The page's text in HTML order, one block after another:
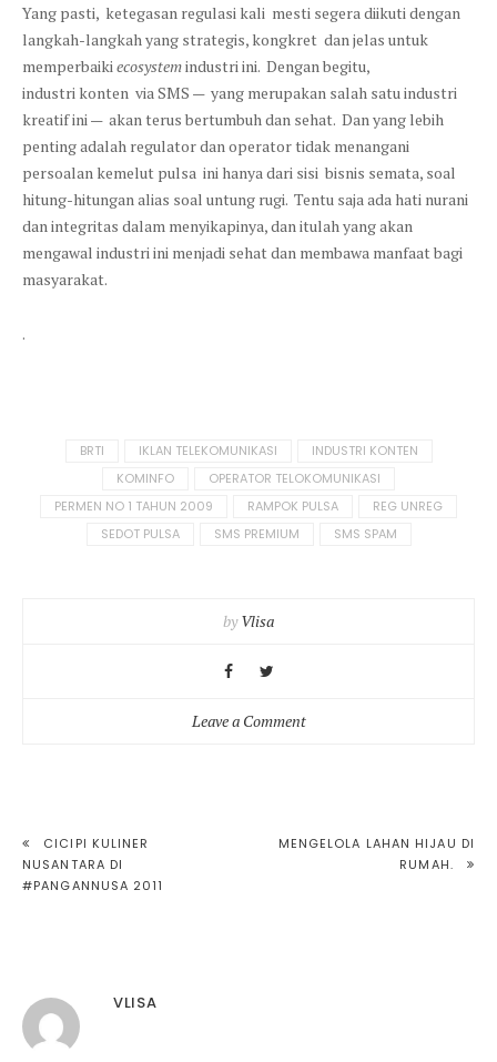
Yang pasti, ketegasan regulasi kali mesti segera diikuti dengan
langkah-langkah yang strategis, kongkret dan jelas untuk
memperbaiki ecosystemindustri ini. Dengan begitu,
industri konten via SMS — yang merupakan salah satu industri
kreatif ini — akan terus bertumbuh dan sehat. Dan yang lebih
penting adalah regulator dan operator tidak menangani
persoalan kemelut pulsa ini hanya dari sisi bisnis semata, soal
hitung-hitungan alias soal untung rugi. Tentu saja ada hati nurani
dan integritas dalam menyikapinya, dan itulah yang akan
mengawal industri ini menjadi sehat dan membawa manfaat bagi
masyarakat.
.
Tagged
BRTI IKLAN TELEKOMUNIKASI
INDUSTRI KONTEN
KOMINFO
OPERATOR TELOKOMUNIKASI
PERMEN NO 1 TAHUN 2009
RAMPOK PULSA
REG UNREG
SEDOT PULSA
SMS PREMIUM SMS SPAM
byVlisa
Leave a Commenton
Siapa?
POST
NAVIGATION
MENGELOLA LAHAN HIJAU DI
RUMAH.
CICIPI KULINER
NUSANTARA DI
#PANGANNUSA 2011
VLISA